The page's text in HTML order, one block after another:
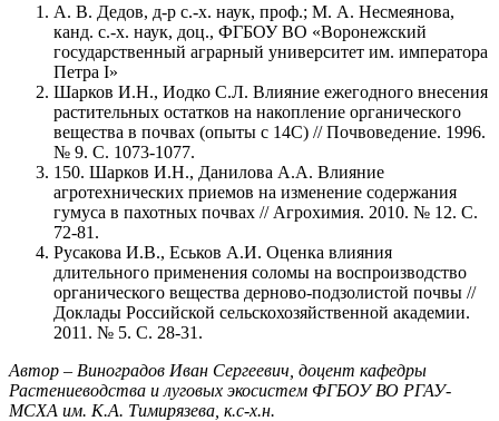
А. В. Дедов, д-р с.-х. наук, проф.; М. А. Несмеянова,
канд. с.-х. наук, доц., ФГБОУ ВО «Воронежский
государственный аграрный университет им. императора
Петра I»
Шарков И.Н., Иодко С.Л. Влияние ежегодного внесения
растительных остатков на накопление органического
вещества в почвах (опыты с 14С) // Почвоведение. 1996.
№ 9. С. 1073-1077.
150. Шарков И.Н., Данилова А.А. Влияние
агротехнических приемов на изменение содержания
гумуса в пахотных почвах // Агрохимия. 2010. № 12. С.
72-81.
Русакова И.В., Еськов А.И. Оценка влияния
длительного применения соломы на воспроизводство
органического вещества дерново-подзолистой почвы //
Доклады Российской сельскохозяйственной академии.
2011. № 5. С. 28-31.
Автор – Виноградов Иван Сергеевич, доцент кафедры
Растениеводства и луговых экосистем ФГБОУ ВО РГАУ-
МСХА им. К.А. Тимирязева, к.с-х.н.